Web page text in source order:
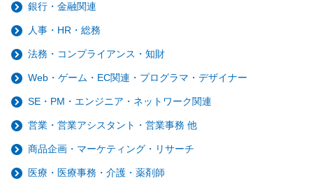
銀行・金融関連
人事・HR・総務
法務・コンプライアンス・知財
Web・ゲーム・EC関連・プログラマ・デザイナー
SE・PM・エンジニア・ネットワーク関連
営業・営業アシスタント・営業事務 他
商品企画・マーケティング・リサーチ
医療・医療事務・介護・薬剤師